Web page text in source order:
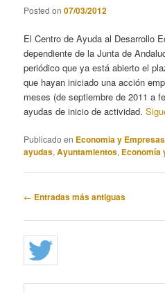
Posted on07/03/2012
El Centro de Ayuda al Desarrollo
dependiente de la Junta de
periódico que ya está abierto el
que hayan iniciado una acción
meses (de septiembre de 2011 a
ayudas de inicio de actividad.
Publicado en Economia y Empresas
ayudas,Ayuntamientos, Economía
Navegación
entradas
← Entradas más antiguas